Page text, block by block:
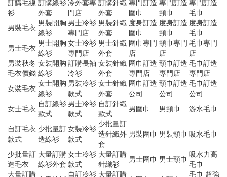
訂購毛線
衫
訂購線衫
外套
冷外套專
門店
訂購針織
外套
專門訂造
圍巾
專門訂造
頸巾
專門訂造
毛巾
男裝毛衣 男裝開胸
線衫
男士冷衫
專門店
男裝針織
外套
度身訂造
圍巾
度身訂造
頸巾
度身訂造
毛巾
男士毛衣 男士開胸
線衫
女士冷衫
專門店
男士針織
外套
圍巾專門
店
頸巾專門
店
毛巾專門
店
男裝秋冬
毛衣價錢
女裝開胸
線衫
訂購長袖
冷衫
女裝針織
外套
圍巾訂造
專門店
頸巾訂造
專門店
毛巾訂造
專門店
女裝毛衣 女士開胸
線衫
男裝冷衫
款式
女士針織
外套
圍巾訂造
公司
頸巾訂造
公司
毛巾訂造
公司
女士毛衣 自訂線衫
款式
男士冷衫
款式
自訂針織
款式
男圍巾 男頸巾
游水毛巾
自訂毛衣
款式
少批量訂
造線衫
女裝冷衫
款式
少批量訂
造針織外
套
男裝圍巾 男裝頸巾 吸水毛巾
少批量訂
造毛衣
大量訂購
線衫外套
女士冷衫
款式
大量訂購
針織衫
男士圍巾 男士頸巾 吸水力高
毛巾
大量訂購
自訂冷衫 大量訂購 毛巾 超強